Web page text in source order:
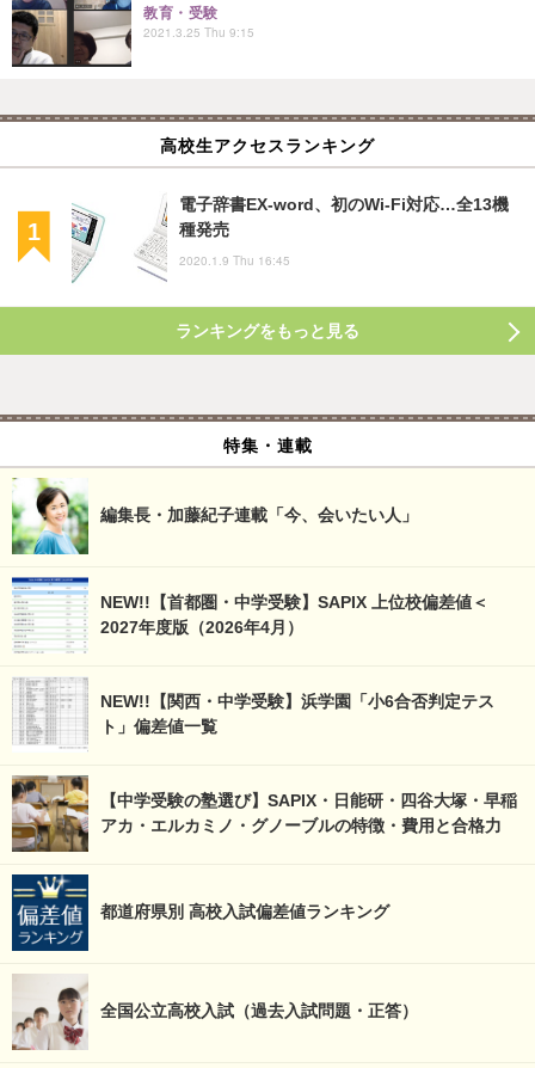
教育・受験
2021.3.25 Thu 9:15
高校生アクセスランキング
電子辞書EX-word、初のWi-Fi対応…全13機
種発売
2020.1.9 Thu 16:45
ランキングをもっと見る
特集・連載
編集長・加藤紀子連載「今、会いたい人」
NEW!!【首都圏・中学受験】SAPIX 上位校偏差値＜
2027年度版（2026年4月）
NEW!!【関西・中学受験】浜学園「小6合否判定テス
ト」偏差値一覧
【中学受験の塾選び】SAPIX・日能研・四谷大塚・早稲
アカ・エルカミノ・グノーブルの特徴・費用と合格力
都道府県別 高校入試偏差値ランキング
全国公立高校入試（過去入試問題・正答）